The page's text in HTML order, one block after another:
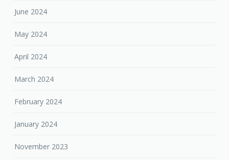
June 2024
May 2024
April 2024
March 2024
February 2024
January 2024
November 2023